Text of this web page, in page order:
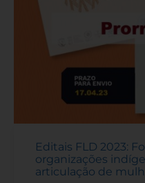
Editais FLD 2023:
organizações
articulação de